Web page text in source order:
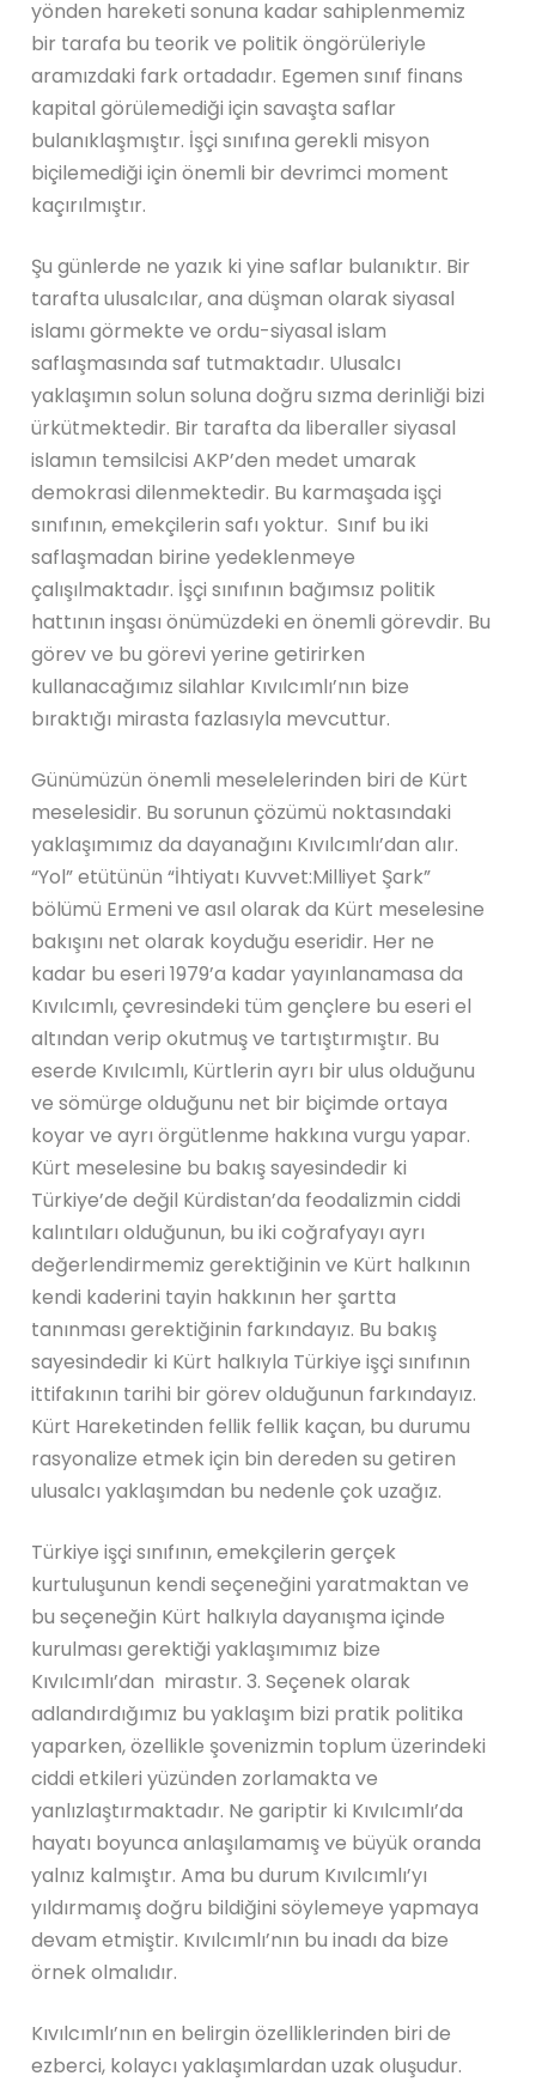
yönden hareketi sonuna kadar sahiplenmemiz
bir tarafa bu teorik ve politik öngörüleriyle
aramızdaki fark ortadadır. Egemen sınıf finans
kapital görülemediği için savaşta saflar
bulanıklaşmıştır. İşçi sınıfına gerekli misyon
biçilemediği için önemli bir devrimci moment
kaçırılmıştır.
Şu günlerde ne yazık ki yine saflar bulanıktır. Bir
tarafta ulusalcılar, ana düşman olarak siyasal
islamı görmekte ve ordu-siyasal islam
saflaşmasında saf tutmaktadır. Ulusalcı
yaklaşımın solun soluna doğru sızma derinliği bizi
ürkütmektedir. Bir tarafta da liberaller siyasal
islamın temsilcisi AKP’den medet umarak
demokrasi dilenmektedir. Bu karmaşada işçi
sınıfının, emekçilerin safı yoktur. Sınıf bu iki
saflaşmadan birine yedeklenmeye
çalışılmaktadır. İşçi sınıfının bağımsız politik
hattının inşası önümüzdeki en önemli görevdir. Bu
görev ve bu görevi yerine getirirken
kullanacağımız silahlar Kıvılcımlı’nın bize
bıraktığı mirasta fazlasıyla mevcuttur.
Günümüzün önemli meselelerinden biri de Kürt
meselesidir. Bu sorunun çözümü noktasındaki
yaklaşımımız da dayanağını Kıvılcımlı’dan alır.
“Yol” etütünün “İhtiyatı Kuvvet:Milliyet Şark”
bölümü Ermeni ve asıl olarak da Kürt meselesine
bakışını net olarak koyduğu eseridir. Her ne
kadar bu eseri 1979’a kadar yayınlanamasa da
Kıvılcımlı, çevresindeki tüm gençlere bu eseri el
altından verip okutmuş ve tartıştırmıştır. Bu
eserde Kıvılcımlı, Kürtlerin ayrı bir ulus olduğunu
ve sömürge olduğunu net bir biçimde ortaya
koyar ve ayrı örgütlenme hakkına vurgu yapar.
Kürt meselesine bu bakış sayesindedir ki
Türkiye’de değil Kürdistan’da feodalizmin ciddi
kalıntıları olduğunun, bu iki coğrafyayı ayrı
değerlendirmemiz gerektiğinin ve Kürt halkının
kendi kaderini tayin hakkının her şartta
tanınması gerektiğinin farkındayız. Bu bakış
sayesindedir ki Kürt halkıyla Türkiye işçi sınıfının
ittifakının tarihi bir görev olduğunun farkındayız.
Kürt Hareketinden fellik fellik kaçan, bu durumu
rasyonalize etmek için bin dereden su getiren
ulusalcı yaklaşımdan bu nedenle çok uzağız.
Türkiye işçi sınıfının, emekçilerin gerçek
kurtuluşunun kendi seçeneğini yaratmaktan ve
bu seçeneğin Kürt halkıyla dayanışma içinde
kurulması gerektiği yaklaşımımız bize
Kıvılcımlı’dan mirastır. 3. Seçenek olarak
adlandırdığımız bu yaklaşım bizi pratik politika
yaparken, özellikle şovenizmin toplum üzerindeki
ciddi etkileri yüzünden zorlamakta ve
yanlızlaştırmaktadır. Ne gariptir ki Kıvılcımlı’da
hayatı boyunca anlaşılamamış ve büyük oranda
yalnız kalmıştır. Ama bu durum Kıvılcımlı’yı
yıldırmamış doğru bildiğini söylemeye yapmaya
devam etmiştir. Kıvılcımlı’nın bu inadı da bize
örnek olmalıdır.
Kıvılcımlı’nın en belirgin özelliklerinden biri de
ezberci, kolaycı yaklaşımlardan uzak oluşudur.